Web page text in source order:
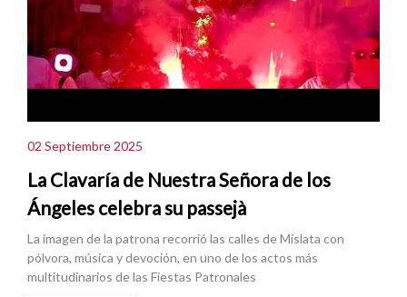
02 Septiembre 2025
La Clavaría de Nuestra Señora de los
Ángeles celebra su passejà
La imagen de la patrona recorrió las calles de Mislata con
pólvora, música y devoción, en uno de los actos más
multitudinarios de las Fiestas Patronales